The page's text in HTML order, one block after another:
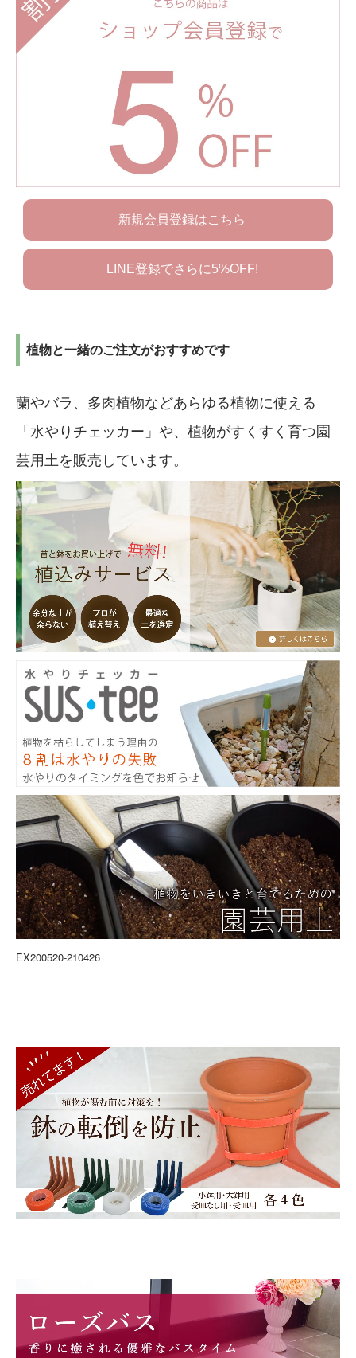
新規会員登録はこちら
LINE登録でさらに5%OFF!
植物と一緒のご注文がおすすめです
蘭やバラ、多肉植物などあらゆる植物に使える
「水やりチェッカー」や、植物がすくすく育つ園
芸用土を販売しています。
EX200520-210426